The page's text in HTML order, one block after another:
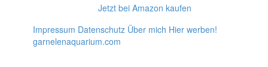
Jetzt bei Amazon kaufen
Impressum Datenschutz Über mich Hier werben!
garnelenaquarium.com